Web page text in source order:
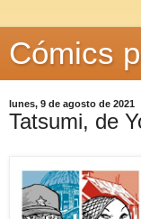
Cómics
lunes, 9 de agosto de 2021
Tatsumi, de